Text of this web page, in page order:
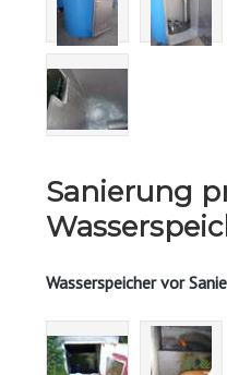
Sanierung
Wasserspeicher vor